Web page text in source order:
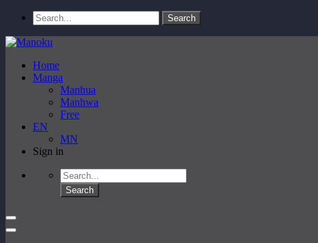
Home
Manga
Manhua
Manhwa
Free
EN
MN
Sign in